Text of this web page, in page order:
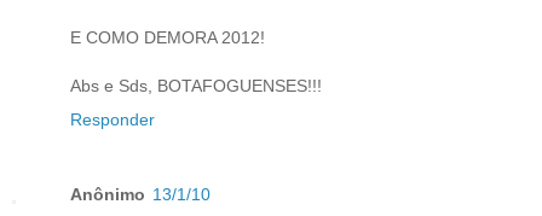
E COMO DEMORA 2012!
Abs e Sds, BOTAFOGUENSES!!!
Responder
Anônimo 13/1/10